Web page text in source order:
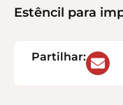
Estêncil para
Partilhar: